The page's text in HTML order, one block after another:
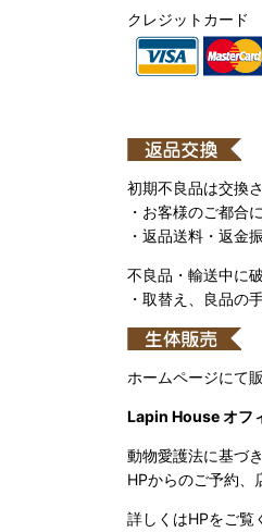
クレジットカード
初期不良品は交換
・お客様のご都合
・返品送料・返金
不良品・輸送中に
・取替え、良品の
ホームページにて
Lapin House オフ
動物愛護法に基づ
HPからのご予約、
詳しくはHPをご覧